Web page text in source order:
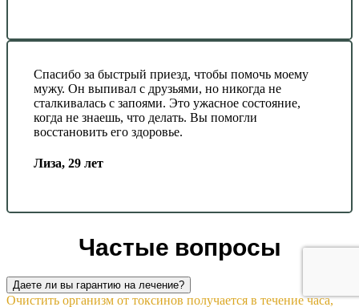
Спасибо за быстрый приезд, чтобы помочь моему
мужу. Он выпивал с друзьями, но никогда не
сталкивалась с запоями. Это ужасное состояние,
когда не знаешь, что делать. Вы помогли
восстановить его здоровье.
Лиза, 29 лет
Частые вопросы
Даете ли вы гарантию на лечение?
Очистить организм от токсинов получается в течение часа,